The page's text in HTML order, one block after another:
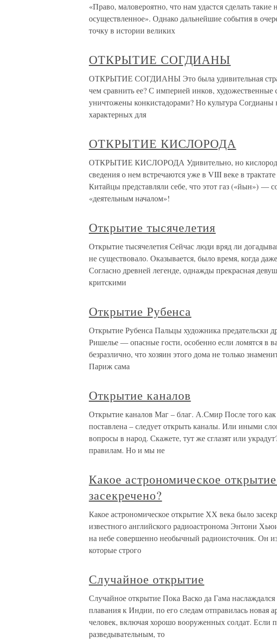
«Право, маловероятно, что нам удастся сделать
осуществленное». Однако дальнейшие события в
точку в истории великих
ОТКРЫТИЕ СОГДИАНЫ
ОТКРЫТИЕ СОГДИАНЫ Это была удивительная
чем сравнить ее? С империей инков,
уничтожены конкистадорами? Но культура Согдианы
характерных для
ОТКРЫТИЕ КИСЛОРОДА
ОТКРЫТИЕ КИСЛОРОДА Удивительно, но кислород
сведения о нем встречаются уже в VIII веке в
Китайцы представляли себе, что этот газ («йын») —
«деятельным началом»!
Открытие тысячелетия
Открытие тысячелетия Сейчас люди вряд ли
не существовало. Оказывается, было время, когда
Согласно древней легенде, однажды прекрасная
критскими
Открытие Рубенса
Открытие Рубенса Пальцы художника предательски
Ришелье — опасные гости, особенно если ломятся в
безразлично, что хозяин этого дома не только
Париж сама
Открытие каналов
Открытие каналов Маг – благ. А.Смир После того как
поставлена – следует открыть каналы. Или иными
вопросы в народ. Скажете, тут же сглазят или
правилам. Но и мы не
Какое астрономическое
засекречено?
Какое астрономическое открытие ХХ века было
известного английского радиоастронома Энтони
на небе совершенно необычный радиоисточник. Он
которые строго
Случайное открытие
Случайное открытие Пока Васко да Гама
плавания к Индии, по его следам отправилась новая
человек, включая хорошо вооруженных солдат.
разведывательным, то